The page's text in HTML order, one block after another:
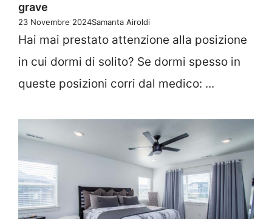
grave
23 Novembre 2024Samanta Airoldi
Hai mai prestato attenzione alla posizione
in cui dormi di solito? Se dormi spesso in
queste posizioni corri dal medico: ...